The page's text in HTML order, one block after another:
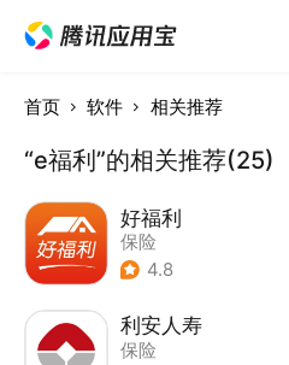
首页 软件 相关推荐
“e福利”的相关推荐(25)
好福利
保险
4.8
利安人寿
保险